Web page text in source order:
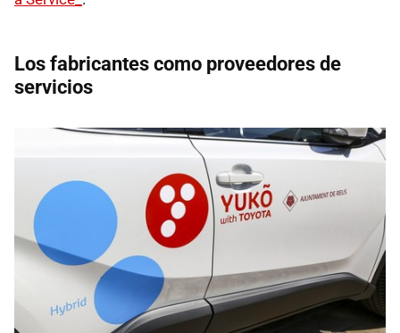
Los fabricantes como proveedores de
servicios